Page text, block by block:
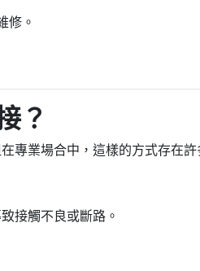
修。
？
專業場合中，這樣的方式存在許
接觸不良或斷路。